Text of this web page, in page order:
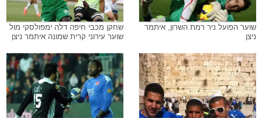
שוער הפועל ניר רמת השרון, איתמר
ניצן
שחקן מכבי חיפה דלה ימפולסקי מול
שוער עירוני קרית שמונה איתמר ניצן